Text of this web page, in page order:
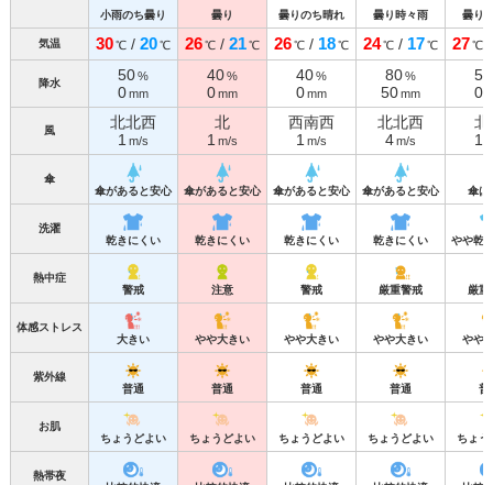
小雨のち曇り 曇り 曇りのち晴れ 曇り時々雨 曇り
気温 30℃/ 20℃ 26℃/ 21℃ 26℃/ 18℃ 24℃/ 17℃ 27℃
降水 50%
0mm
40%
0mm
40%
0mm
80%
50mm
50
0
風
北北西
1 m/s
北
1 m/s
西南西
1 m/s
北北西
4m/s
北
1
傘
傘があると安心
傘があると安心 傘があると安心 傘があると安心 傘は
洗濯
乾きにくい
乾きにくい 乾きにくい 乾きにくい やや乾
熱中症
警戒
注意 警戒 厳重警戒 厳重
体感ストレス
大きい
やや大きい やや大きい やや大きい やや
紫外線
普通
普通 普通 普通 普
お肌
ちょうどよい
ちょうどよい ちょうどよい ちょうどよい ちょう
熱帯夜